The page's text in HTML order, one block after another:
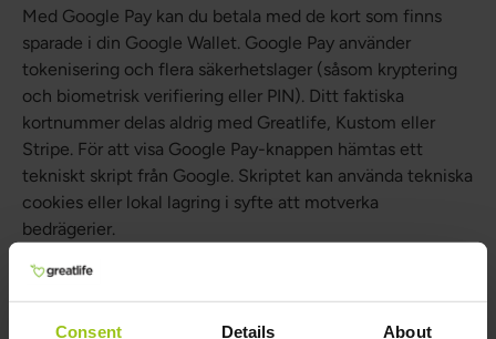
Consent Details About
Med Google Pay kan du betala med de kort som finns
sparade i din Google Wallet. Google Pay använder
tokenisering och flera säkerhetslager (såsom kryptering
och biometrisk verifiering eller PIN). Ditt faktiska
kortnummer delas aldrig med Greatlife, Kustom eller
Stripe. För att visa Google Pay-knappen hämtas ett
tekniskt skript från Google. Skriptet kan använda tekniska
cookies eller lokal lagring i syfte att motverka
bedrägerier.
Säkerhet för betalningar
Alla betalningar som görs via Kustom Checkout är fullt
krypterade och uppfyller europeiska säkerhetskrav,